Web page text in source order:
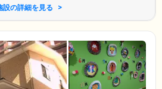
設の詳細を見る